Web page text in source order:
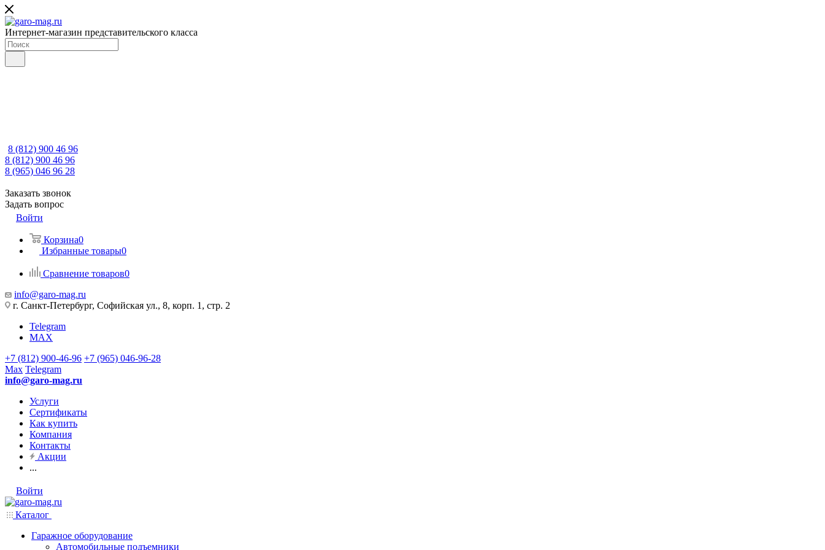
Интернет-магазин представительского класса
8 (812) 900 46 96
8 (812) 900 46 96
8 (965) 046 96 28
Заказать звонок
Задать вопрос
Войти
Корзина0
Избранные товары0
Сравнение товаров0
info@garo-mag.ru
г. Санкт-Петербург, Софийская ул., 8, корп. 1, стр. 2
Telegram
MAX
+7 (812) 900-46-96 +7 (965) 046-96-28
Max Telegram
info@garo-mag.ru
Услуги
Сертификаты
Как купить
Компания
Контакты
Акции
...
Войти
Каталог
Гаражное оборудование
Автомобильные подъемники